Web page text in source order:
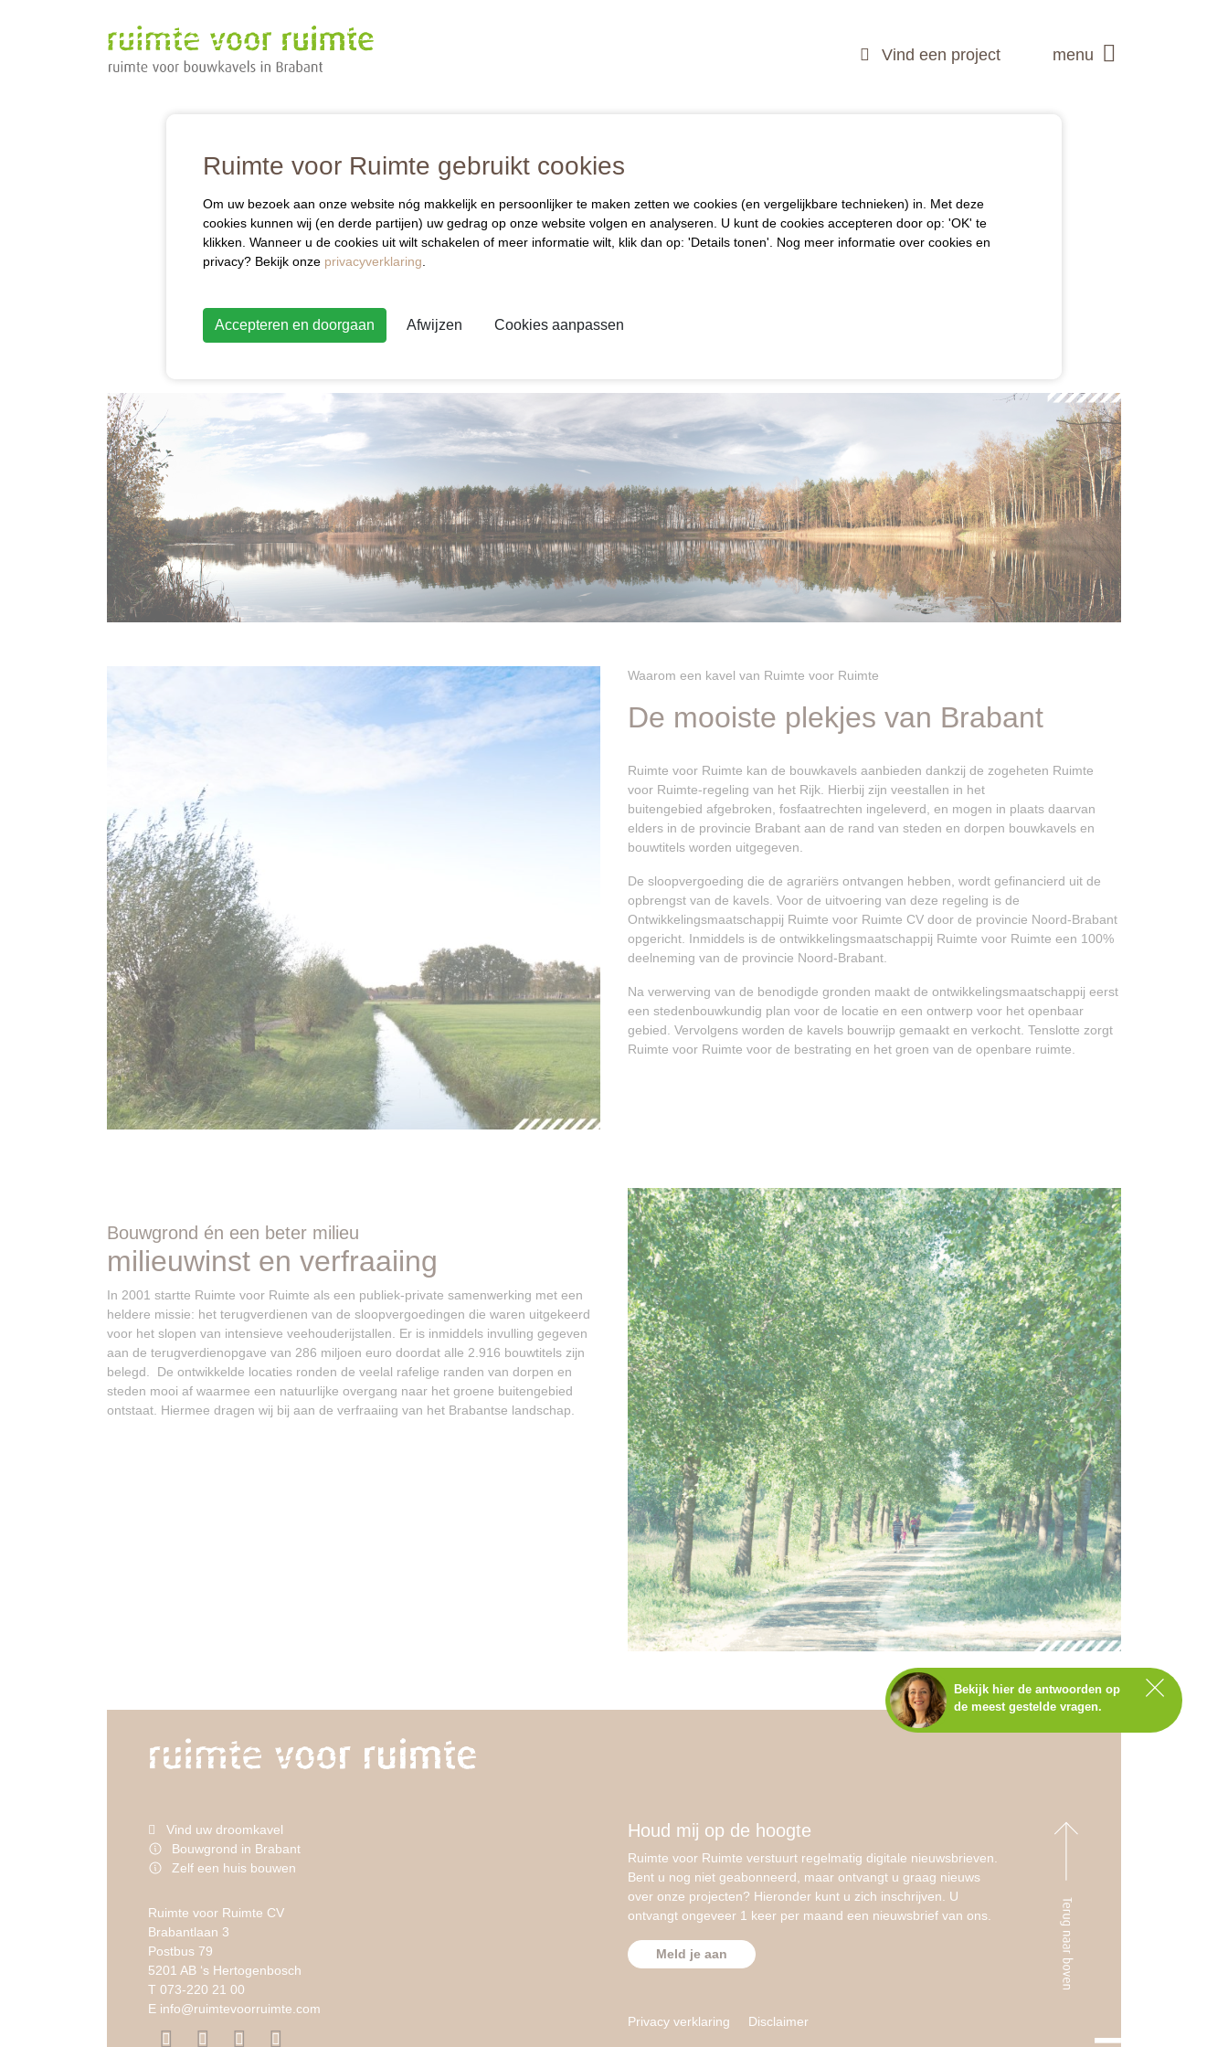
Ruimte voor Ruimte gebruikt cookies
Om uw bezoek aan onze website nóg makkelijk en persoonlijker te maken zetten we cookies (en vergelijkbare technieken) in. Met deze
cookies kunnen wij (en derde partijen) uw gedrag op onze website volgen en analyseren. U kunt de cookies accepteren door op: 'OK' te
klikken. Wanneer u de cookies uit wilt schakelen of meer informatie wilt, klik dan op: 'Details tonen'. Nog meer informatie over cookies en
privacy? Bekijk onze privacyverklaring
Accepteren en doorgaan Afwijzen Cookies aanpassen
Bekijk hier de antwoorden op
de meest gestelde vragen.
073-2202 100
ma t/m vr – 9.00 tot 17.00 uur
Vind een project menu
Waarom een kavel van Ruimte voor Ruimte
De mooiste plekjes van Brabant
Ruimte voor Ruimte kan de bouwkavels aanbieden dankzij de zogeheten Ruimte
voor Ruimte-regeling van het Rijk. Hierbij zijn veestallen in het
buitengebied afgebroken, fosfaatrechten ingeleverd, en mogen in plaats daarvan
elders in de provincie Brabant aan de rand van steden en dorpen bouwkavels en
bouwtitels worden uitgegeven.
De sloopvergoeding die de agrariërs ontvangen hebben, wordt gefinancierd uit de
opbrengst van de kavels. Voor de uitvoering van deze regeling is de
Ontwikkelingsmaatschappij Ruimte voor Ruimte CV door de provincie Noord-Brabant
opgericht. Inmiddels is de ontwikkelingsmaatschappij Ruimte voor Ruimte een 100%
deelneming van de provincie Noord-Brabant.
Na verwerving van de benodigde gronden maakt de ontwikkelingsmaatschappij eerst
een stedenbouwkundig plan voor de locatie en een ontwerp voor het openbaar
gebied. Vervolgens worden de kavels bouwrijp gemaakt en verkocht. Tenslotte zorgt
Ruimte voor Ruimte voor de bestrating en het groen van de openbare ruimte.
Bouwgrond én een beter milieu
milieuwinst en verfraaiing
In 2001 startte Ruimte voor Ruimte als een publiek-private samenwerking met een
heldere missie: het terugverdienen van de sloopvergoedingen die waren uitgekeerd
voor het slopen van intensieve veehouderijstallen. Er is inmiddels invulling gegeven
aan de terugverdienopgave van 286 miljoen euro doordat alle 2.916 bouwtitels zijn
belegd. De ontwikkelde locaties ronden de veelal rafelige randen van dorpen en
steden mooi af waarmee een natuurlijke overgang naar het groene buitengebied
ontstaat. Hiermee dragen wij bij aan de verfraaiing van het Brabantse landschap.
Vind uw droomkavel
Bouwgrond in Brabant
Zelf een huis bouwen
Ruimte voor Ruimte CV
Brabantlaan 3
Postbus 79
5201 AB ‘s Hertogenbosch
T 073-220 21 00
E info@ruimtevoorruimte.com
Houd mij op de hoogte
Ruimte voor Ruimte verstuurt regelmatig digitale nieuwsbrieven.
Bent u nog niet geabonneerd, maar ontvangt u graag nieuws
over onze projecten? Hieronder kunt u zich inschrijven. U
ontvangt ongeveer 1 keer per maand een nieuwsbrief van ons.
Meld je aan
Privacy verklaring Disclaimer